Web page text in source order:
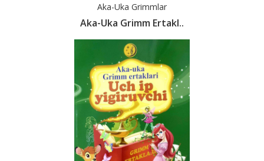
Aka-Uka Grimmlar
Aka-Uka Grimm Ertakl..